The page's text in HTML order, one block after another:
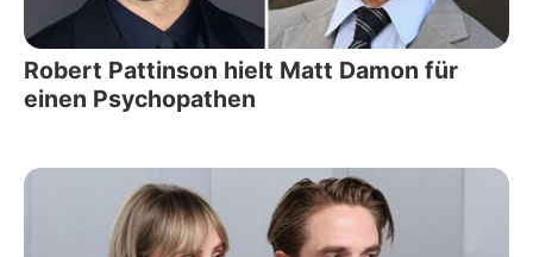
Robert Pattinson hielt Matt Damon für
einen Psychopathen